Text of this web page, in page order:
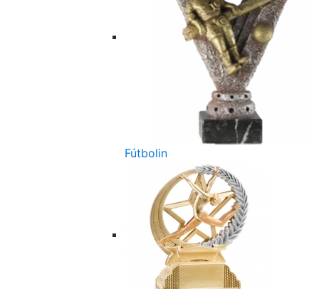
Fútbolin